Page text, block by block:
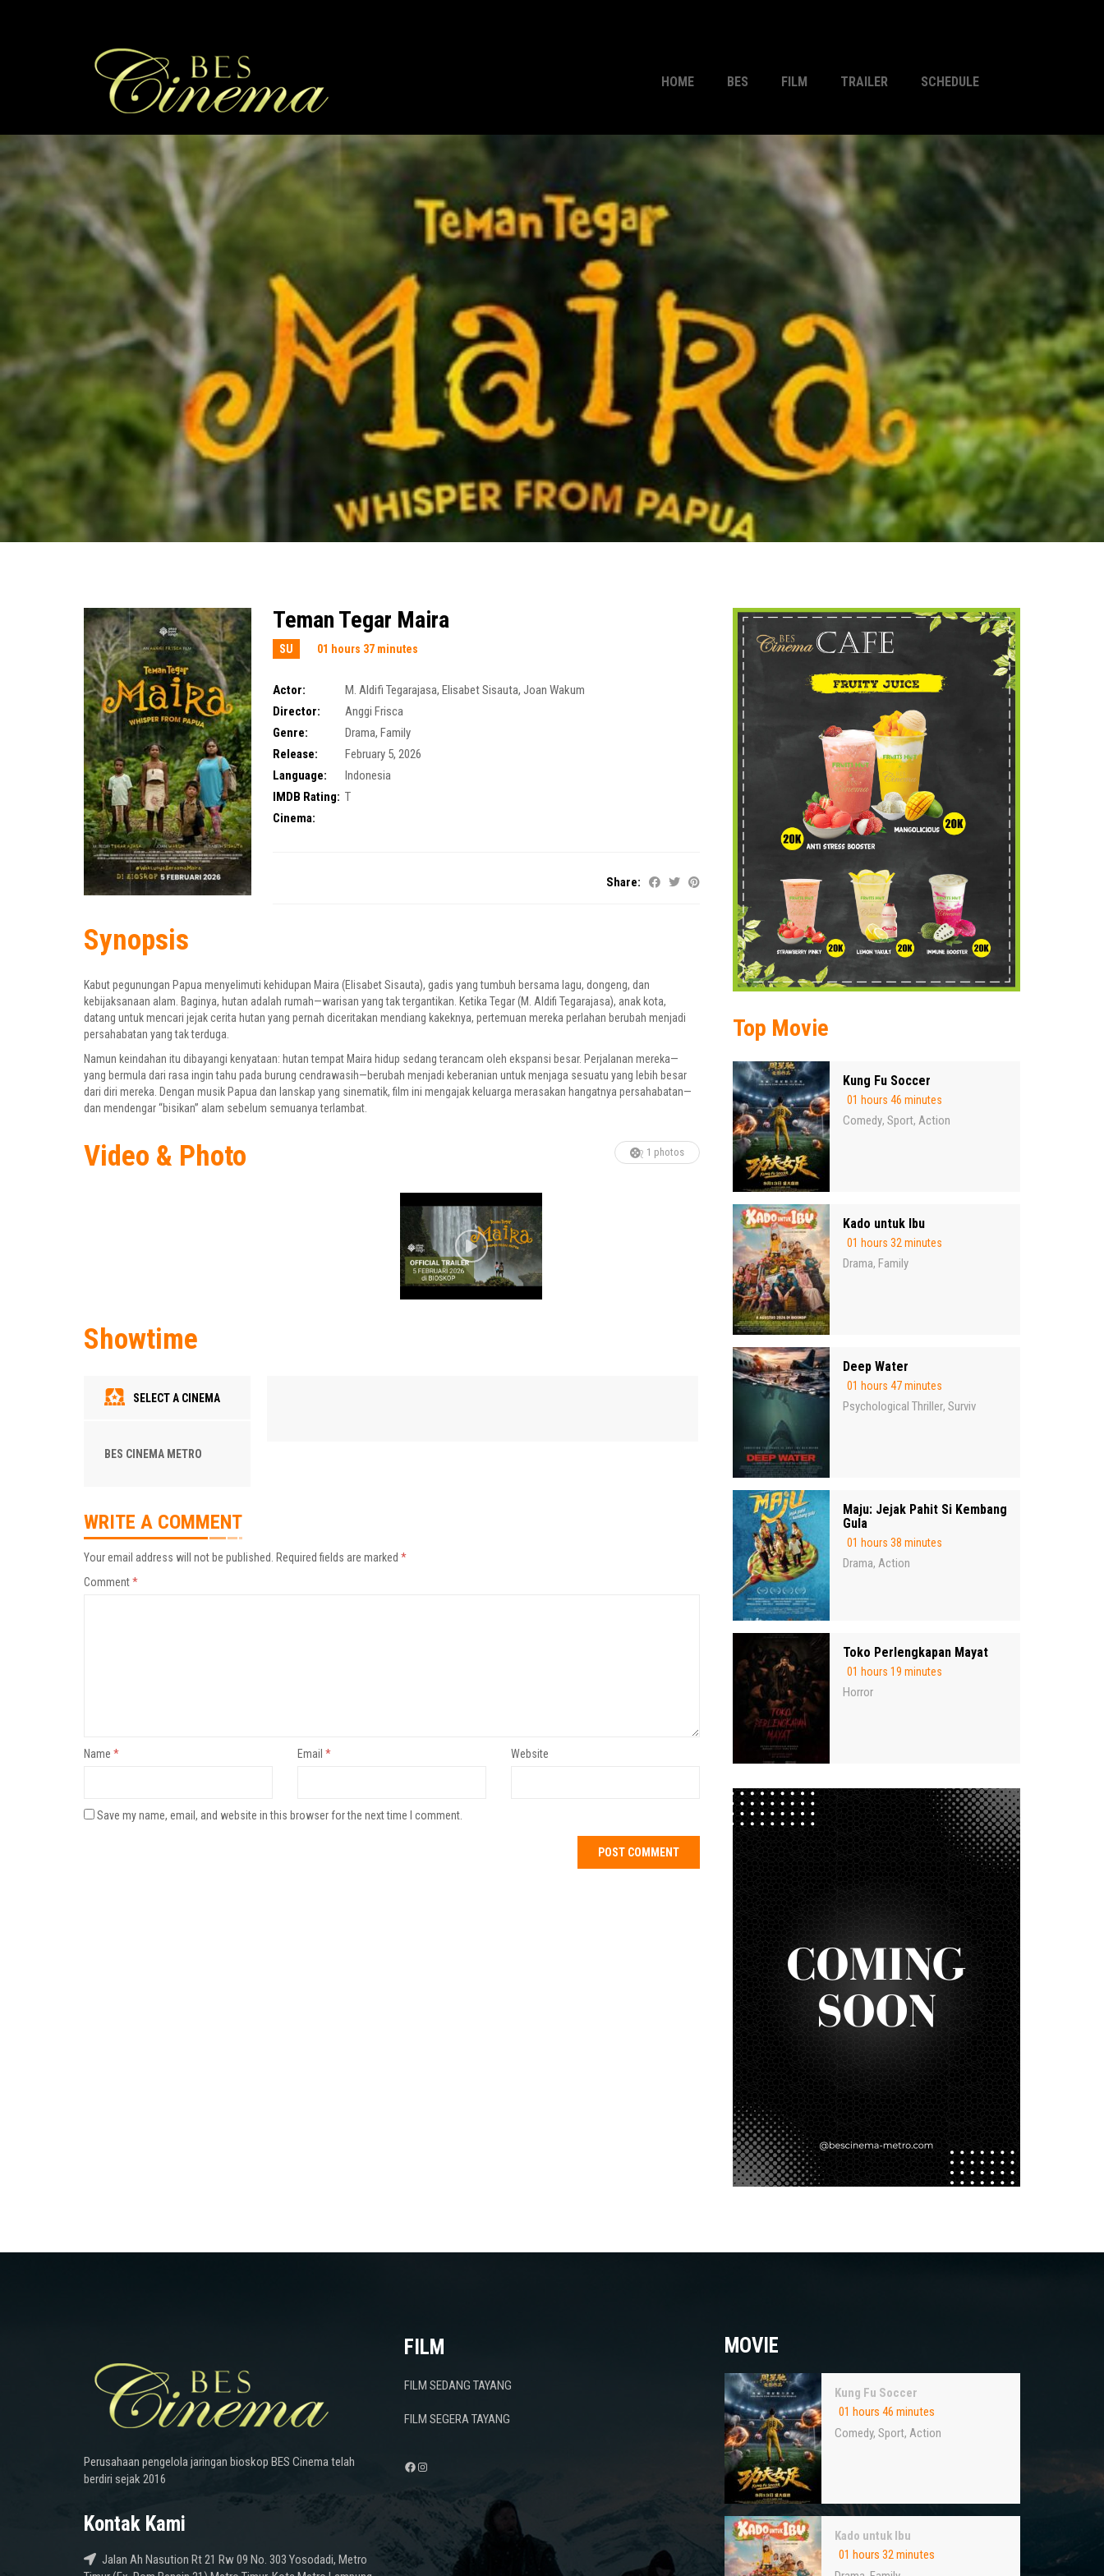
HOME BES FILM TRAILER SCHEDULE
Teman Tegar Maira
SU 01 hours 37 minutes
Actor: M. Aldifi Tegarajasa, Elisabet Sisauta,Joan Wakum
Director:
Anggi Frisca
Genre:
Drama, Family
Release:
February 5, 2026
Language:
Indonesia
IMDB Rating: T
Cinema:
Share:
Synopsis
Kabut pegunungan Papua menyelimuti kehidupan Maira (Elisabet Sisauta), gadis yang tumbuh bersama lagu, dongeng, dan
kebijaksanaan alam. Baginya, hutan adalah rumah—warisan yang tak tergantikan. Ketika Tegar (M. Aldifi Tegarajasa), anak kota,
datang untuk mencari jejak cerita hutan yang pernah diceritakan mendiang kakeknya, pertemuan mereka perlahan berubah menjadi
persahabatan yang tak terduga.
Namun keindahan itu dibayangi kenyataan: hutan tempat Maira hidup sedang terancam oleh ekspansi besar. Perjalanan mereka—
yang bermula dari rasa ingin tahu pada burung cendrawasih—berubah menjadi keberanian untuk menjaga sesuatu yang lebih besar
dari diri mereka. Dengan musik Papua dan lanskap yang sinematik, film ini mengajak keluarga merasakan hangatnya persahabatan—
dan mendengar “bisikan” alam sebelum semuanya terlambat.
Video & Photo 1 photos
Showtime
SELECT A CINEMA
BES CINEMA METRO
WRITE A COMMENT
Your email address will not be published. Required fields are marked *
Comment*
Name * Email * Website
Save my name, email, and website in this browser for the next time I comment.
Top Movie
Kung Fu Soccer
01 hours 46 minutes
Comedy, Sport, Action
Kado untuk Ibu
01 hours 32 minutes
Drama, Family
Deep Water
01 hours 47 minutes
Psychological Thriller, Surviv
Maju: Jejak Pahit Si Kembang
Gula
01 hours 38 minutes
Drama, Action
Toko Perlengkapan Mayat
01 hours 19 minutes
Horror
Perusahaan pengelola jaringan bioskop BES Cinema telah
berdiri sejak 2016
Kontak Kami
Jalan Ah Nasution Rt 21 Rw 09 No. 303 Yosodadi, Metro
FILM
FILM SEDANG TAYANG
FILM SEGERA TAYANG
Facebook
Instagram
MOVIE
Kung Fu Soccer
01 hours 46 minutes
Comedy, Sport, Action
Kado untuk Ibu
01 hours 32 minutes